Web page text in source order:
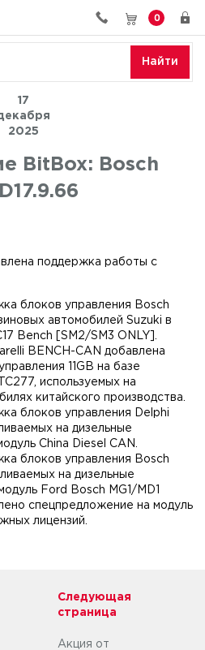
0
Найти
17
2025
BitBox: Bosch
поддержка работы с
блоков управления Bosch
автомобилей Suzuki в
Bench [SM2/SM3 ONLY].
BENCH-CAN добавлена
11GB на базе
используемых на
китайского производства.
блоков управления Delphi
на дизельные
China Diesel CAN.
блоков управления Bosch
на дизельные
Ford Bosch MG1/MD1
спецпредложение на модуль
лицензий.
Следующая
страница
Акция от